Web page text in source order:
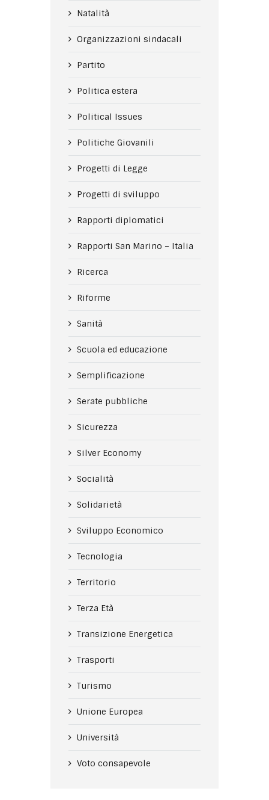
Natalità
Organizzazioni sindacali
Partito
Politica estera
Political Issues
Politiche Giovanili
Progetti di Legge
Progetti di sviluppo
Rapporti diplomatici
Rapporti San Marino – Italia
Ricerca
Riforme
Sanità
Scuola ed educazione
Semplificazione
Serate pubbliche
Sicurezza
Silver Economy
Socialità
Solidarietà
Sviluppo Economico
Tecnologia
Territorio
Terza Età
Transizione Energetica
Trasporti
Turismo
Unione Europea
Università
Voto consapevole